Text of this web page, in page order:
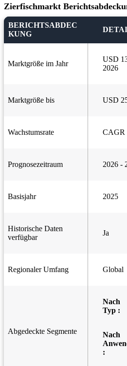
Zierfischmarkt
BERICHTSABDEC
KUNG
Marktgröße im Jahr
USD
2026
Marktgröße bis USD
Wachstumsrate CAGR
Prognosezeitraum 2026 -
Basisjahr 2025
Historische Daten
verfügbar
Ja
Regionaler Umfang Global
Abgedeckte Segmente
Nach
Typ :
Nach
: